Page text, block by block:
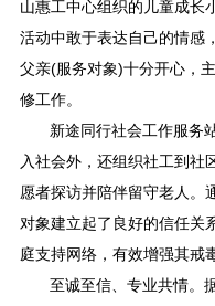
山惠工中心组织的儿童成长
活动中敢于表达自己的情感
父亲(服务对象)十分开心，
修工作。
新途同行社会工作服务
入社会外，还组织社工到社
愿者探访并陪伴留守老人。
对象建立起了良好的信任关
庭支持网络，有效增强其戒
至诚至信、专业共情。